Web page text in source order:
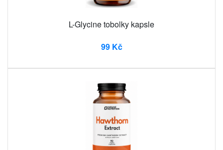
L-Glycine tobolky kapsle
99 Kč